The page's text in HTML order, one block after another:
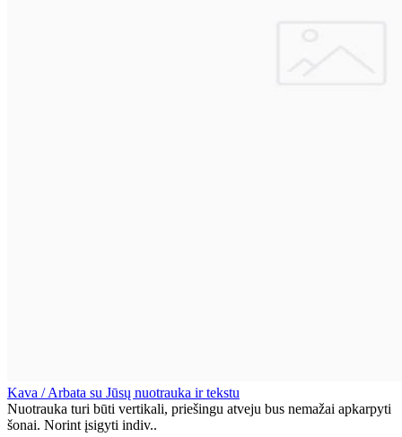
Kava / Arbata su Jūsų nuotrauka ir tekstu
Nuotrauka turi būti vertikali, priešingu atveju bus nemažai apkarpyti
šonai. Norint įsigyti indiv..